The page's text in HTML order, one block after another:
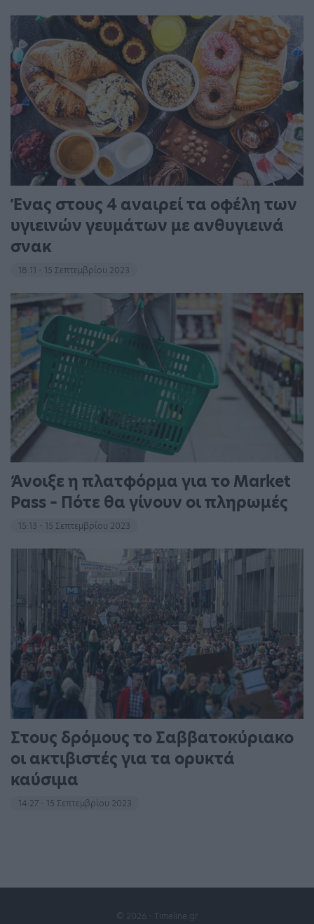
Ένας στους 4 αναιρεί τα οφέλη των
υγιεινών γευμάτων με ανθυγιεινά
σνακ
18:11 - 15 Σεπτεμβρίου 2023
Άνοιξε η πλατφόρμα για το Market
Pass – Πότε θα γίνουν οι πληρωμές
15:13 - 15 Σεπτεμβρίου 2023
Στους δρόμους το Σαββατοκύριακο
οι ακτιβιστές για τα ορυκτά
καύσιμα
14:27 - 15 Σεπτεμβρίου 2023
© 2026 - Timeline.gr